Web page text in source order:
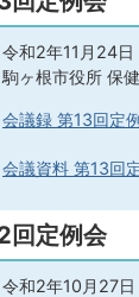
令和2年11月24日
駒ヶ根市役所 保
会議録 第13回定
会議資料 第13回
回定例会
令和2年10月27日